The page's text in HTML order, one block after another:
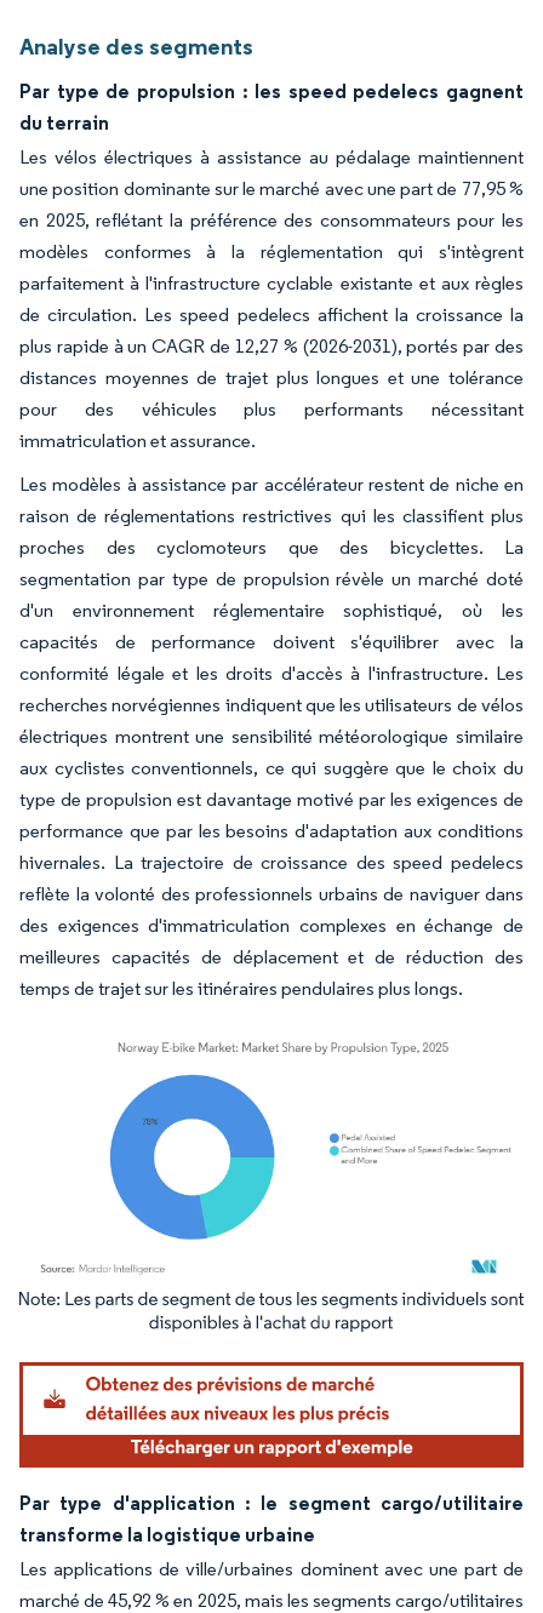
Analyse des segments
Par type de propulsion : les speed pedelecs gagnent
du terrain
Les vélos électriques à assistance au pédalage maintiennent
une position dominante sur le marché avec une part de 77,95 %
en 2025, reflétant la préférence des consommateurs pour les
modèles conformes à la réglementation qui s'intègrent
parfaitement à l'infrastructure cyclable existante et aux règles
de circulation. Les speed pedelecs affichent la croissance la
plus rapide à un CAGR de 12,27 % (2026-2031), portés par des
distances moyennes de trajet plus longues et une tolérance
pour des véhicules plus performants nécessitant
immatriculation et assurance.
Les modèles à assistance par accélérateur restent de niche en
raison de réglementations restrictives qui les classifient plus
proches des cyclomoteurs que des bicyclettes. La
segmentation par type de propulsion révèle un marché doté
d'un environnement réglementaire sophistiqué, où les
capacités de performance doivent s'équilibrer avec la
conformité légale et les droits d'accès à l'infrastructure. Les
recherches norvégiennes indiquent que les utilisateurs de vélos
électriques montrent une sensibilité météorologique similaire
aux cyclistes conventionnels, ce qui suggère que le choix du
type de propulsion est davantage motivé par les exigences de
performance que par les besoins d'adaptation aux conditions
hivernales. La trajectoire de croissance des speed pedelecs
reflète la volonté des professionnels urbains de naviguer dans
des exigences d'immatriculation complexes en échange de
meilleures capacités de déplacement et de réduction des
temps de trajet sur les itinéraires pendulaires plus longs.
Image © Mordor Intelligence. La réutilisation nécessite une attribution sous CC BY
Par type d'application : le segment cargo/utilitaire
transforme la logistique urbaine
Les applications de ville/urbaines dominent avec une part de
marché de 45,92 % en 2025, mais les segments cargo/utilitaires